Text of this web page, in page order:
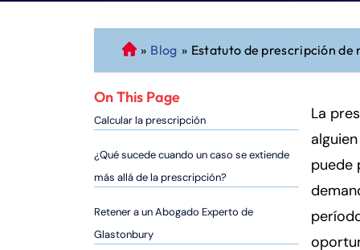
A
b
o
a
d
o
d
e
P
» Blog » Estatuto de prescripción de
On This Page
Calcular la prescripción
¿Qué sucede cuando un caso se extiende
más allá de la prescripción?
Retener a un Abogado Experto de
Glastonbury
La
puede